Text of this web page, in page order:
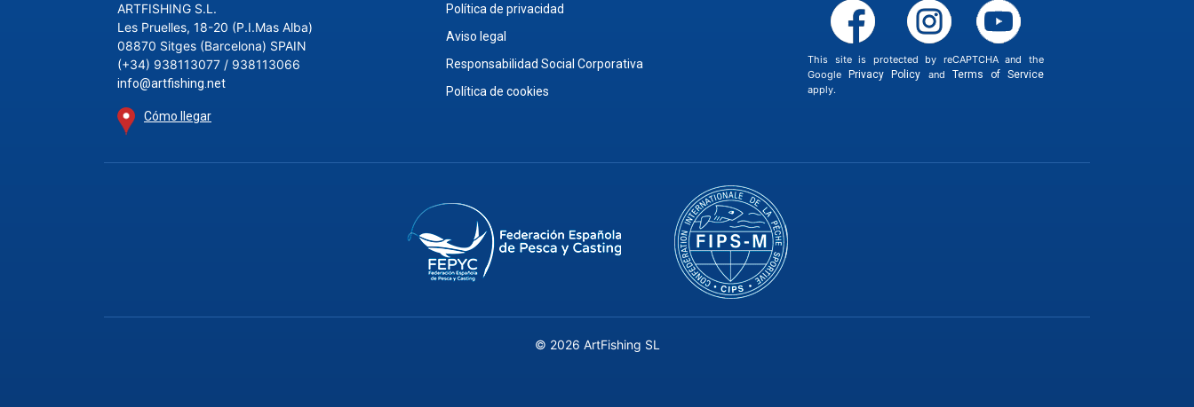
ARTFISHING S.L.
Les Pruelles, 18-20 (P.I.Mas Alba)
08870 Sitges (Barcelona) SPAIN
(+34) 938113077 / 938113066
info@artfishing.net
Cómo llegar
Política de privacidad
Aviso legal
Responsabilidad Social Corporativa
Política de cookies
This site is protected by reCAPTCHA and the
Google
Privacy Policy and Terms of Service
apply.
© 2026 ArtFishing SL